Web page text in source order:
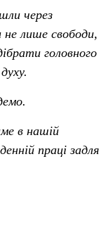
через
не лише свободи,
головного
в нашій
праці задля